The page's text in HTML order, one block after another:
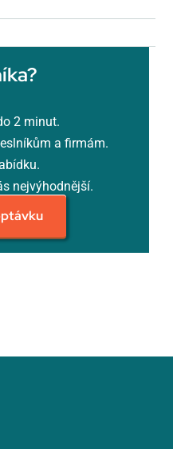
2 minut.
a firmám.
nejvýhodnější.